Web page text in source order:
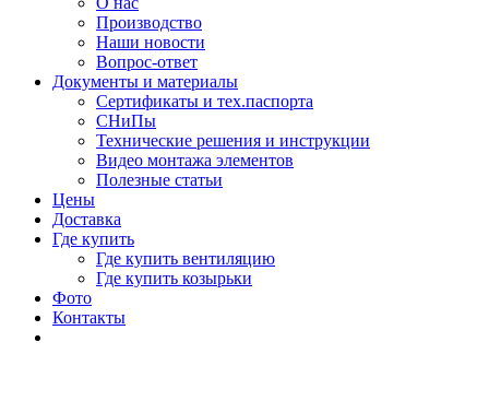
Производство
Наши новости
Вопрос-ответ
Документы и материалы
Сертификаты и тех.паспорта
СНиПы
Технические решения и инструкции
Видео монтажа элементов
Полезные статьи
Цены
Доставка
Где купить
Где купить вентиляцию
Где купить козырьки
Фото
Контакты